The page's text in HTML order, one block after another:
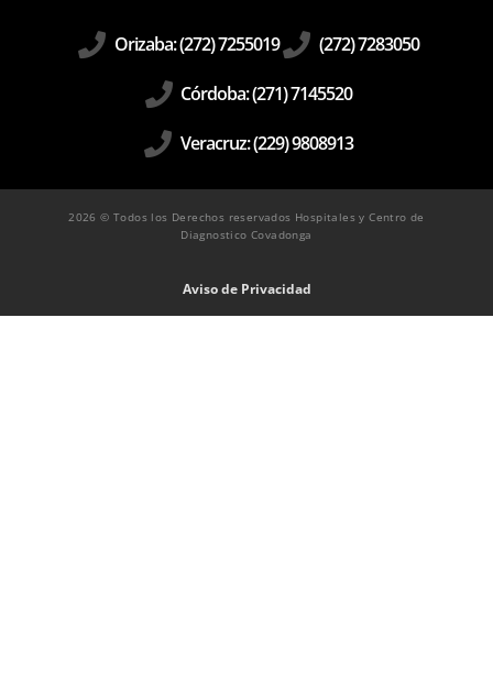
Orizaba: (272) 7255019 (272) 7283050
Córdoba: (271) 7145520
Veracruz: (229) 9808913
2026 © Todos los Derechos reservados Hospitales y Centro de
Diagnostico Covadonga
Aviso de Privacidad